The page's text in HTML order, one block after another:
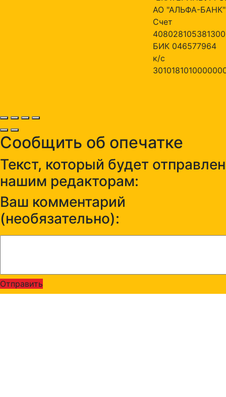
АО "АЛЬФА-БАНК"
Счет
БИК 046577964
к/с
Сообщить об опечатке
Текст, который будет отправлен
нашим редакторам:
Ваш комментарий
(необязательно):
Отправить